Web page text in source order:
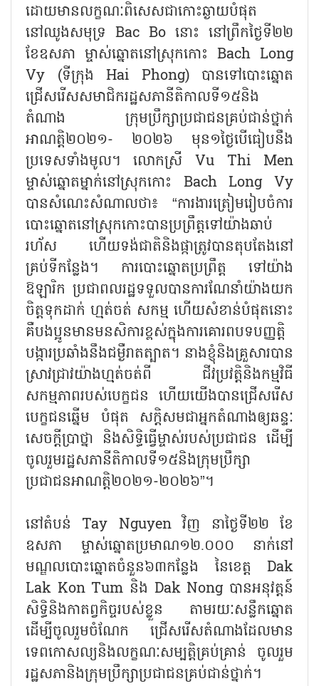
ដោយមានលក្ខណៈពិសេសជាកោះឆ្ងាយបំផុត
នៅឈូងសមុទ្រ Bac Bo នោះ នៅព្រឹកថ្ងៃទី២២
ខែឧសភា ម្ចាស់ឆ្នោតនៅស្រុកកោះ Bach Long
Vy (ទីក្រុង Hai Phong) បានទៅបោះឆ្នោត
ជ្រើសរើសសមាជិករដ្ឋសភានីតិកាលទី១៥និង
តំណាង ក្រុមប្រឹក្សាប្រជាជនគ្រប់ជាន់ថ្នាក់
អាណត្តិ២០២១- ២០២៦ មុន១ថ្ងៃបើធៀបនឹង
ប្រទេសទាំងមូល។ លោកស្រី Vu Thi Men
ម្ចាស់ឆ្នោតម្នាក់នៅស្រុកកោះ Bach Long Vy
បានសំណេះសំណាលថា៖ “ការងារត្រៀមរៀបចំការ
បោះឆ្នោតនៅស្រុកកោះបានប្រព្រឹត្តទៅយ៉ាងឆាប់
រហ័ស ហើយទង់ជាតិនិងផ្កាត្រូវបានតុបតែងនៅ
គ្រប់ទីកន្លែង។ ការបោះឆ្នោតប្រព្រឹត្ត ទៅយ៉ាង
ឱឡារិក ប្រជាពលរដ្ឋទទួលបានការណែនាំយ៉ាងយក
ចិត្តទុកដាក់ ហ្មត់ចត់ សកម្ម ហើយសំខាន់បំផុតនោះ
គឺបងប្អូនមានមនសិការខ្ពស់ក្នុងការគោរពបទបញ្ញត្តិ
បង្ការប្រឆាំងនឹងជម្ងឺរាតត្បាត។ នាងខ្ញុំនិងគ្រួសារបាន
ស្រាវជ្រាវយ៉ាងហ្មត់ចត់ពី ជីវប្រវត្តិនិងកម្មវិធី
សកម្មភាពរបស់បេក្ខជន ហើយយើងបានជ្រើសរើស
បេក្ខជនឆ្នើម បំផុត សក្តិសមជាអ្នកតំណាងឲ្យឆន្ទៈ
សេចក្ដីប្រាថ្នា និងសិទ្ធិធ្វើម្ចាស់របស់ប្រជាជន ដើម្បី
ចូលរួមរដ្ឋសភានីតិកាលទី១៥និងក្រុមប្រឹក្សា
ប្រជាជនអាណត្តិ២០២១-២០២៦”។
នៅតំបន់ Tay Nguyen វិញ នាថ្ងៃទី២២ ខែ
ឧសភា ម្ចាស់ឆ្នោតប្រមាណ១២.០០០ នាក់នៅ
មណ្ឌលបោះឆ្នោតចំនួន៦៣កន្លែង នៃខេត្ត Dak
Lak Kon Tum និង Dak Nong បានអនុវត្តន៍
សិទ្ធិនិងកាតព្វកិច្ចរបស់ខ្លួន តាមរយៈសន្លឹកឆ្នោត
ដើម្បីចូលរួមចំណែក ជ្រើសរើសតំណាងដែលមាន
ទេពកោសល្យនិងលក្ខណៈសម្បត្តិគ្រប់គ្រាន់ ចូលរួម
រដ្ឋសភានិងក្រុមប្រឹក្សាប្រជាជនគ្រប់ជាន់ថ្នាក់។